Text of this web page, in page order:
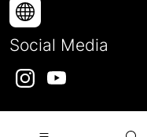
Social Media
InstagramYouTube